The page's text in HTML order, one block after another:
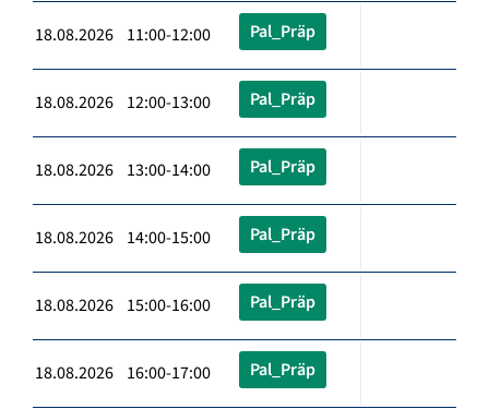
18.08.2026 11:00-12:00 Pal_Präp
18.08.2026 12:00-13:00 Pal_Präp
18.08.2026 13:00-14:00 Pal_Präp
18.08.2026 14:00-15:00 Pal_Präp
18.08.2026 15:00-16:00 Pal_Präp
18.08.2026 16:00-17:00 Pal_Präp